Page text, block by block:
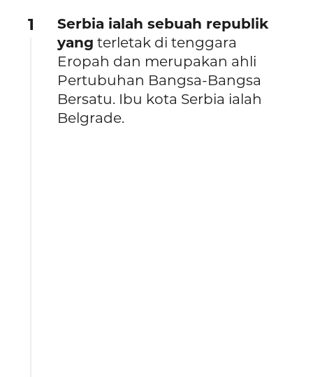
1
Serbia ialah sebuah republik
yang terletak di tenggara
Eropah dan merupakan ahli
Pertubuhan Bangsa-Bangsa
Bersatu. Ibu kota Serbia ialah
Belgrade.